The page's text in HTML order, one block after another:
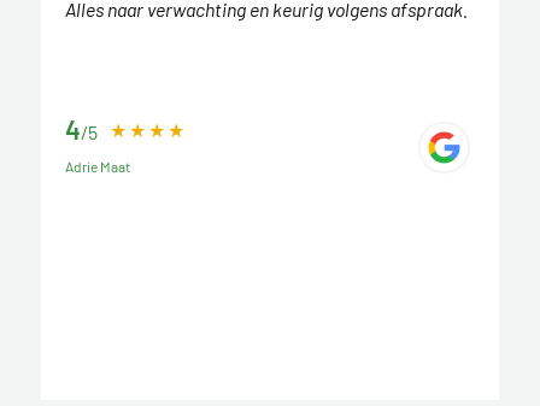
Alles naar verwachting en keurig volgens afspraak.
4/5
Adrie Maat